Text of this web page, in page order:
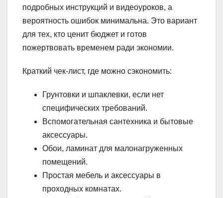
подробных инструкций и видеоуроков, а
вероятность ошибок минимальна. Это вариант
для тех, кто ценит бюджет и готов
пожертвовать временем ради экономии.
Краткий чек-лист, где можно сэкономить:
Грунтовки и шпаклевки, если нет
специфических требований.
Вспомогательная сантехника и бытовые
аксессуары.
Обои, ламинат для малонагруженных
помещений.
Простая мебель и аксессуары в
проходных комнатах.